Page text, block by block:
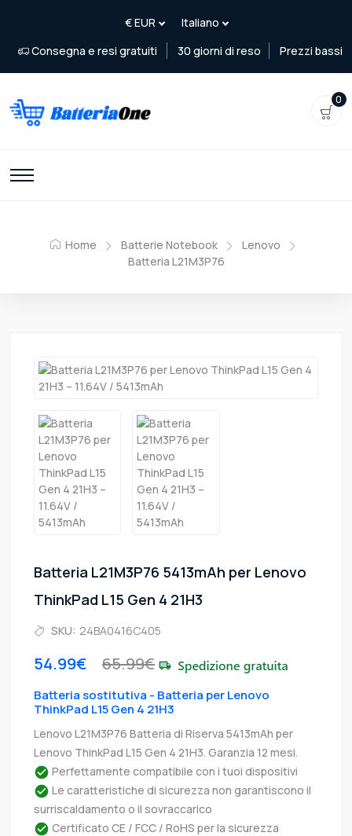
Consegna e resi gratuiti 30 giorni di reso Prezzi bassi
0
Home Batterie Notebook
Lenovo
Batteria L21M3P76
Batteria L21M3P76 5413mAh per Lenovo
ThinkPad L15 Gen 4 21H3
SKU: 24BA0416C405
54.99€ 65.99€
Batteria sostitutiva - Batteria per Lenovo
ThinkPad L15 Gen 4 21H3
Lenovo L21M3P76 Batteria di Riserva 5413mAh per
Lenovo ThinkPad L15 Gen 4 21H3. Garanzia 12 mesi.
Perfettamente compatibile con i tuoi dispositivi
Le caratteristiche di sicurezza non garantiscono il
surriscaldamento o il sovraccarico
Certificato CE / FCC / RoHS per la sicurezza